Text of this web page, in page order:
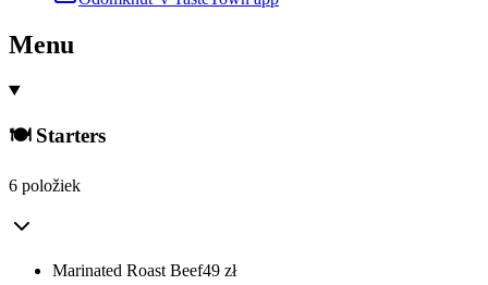
Menu
🍽️ Starters
6 položiek
Marinated Roast Beef49 zł